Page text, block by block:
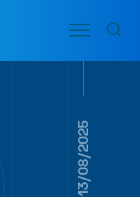
VOO
AÉREAS
Menu
13/08/2025